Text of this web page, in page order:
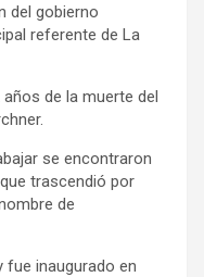
del gobierno
referente de La
de la muerte del
se encontraron
trascendió por
de
fue inaugurado en